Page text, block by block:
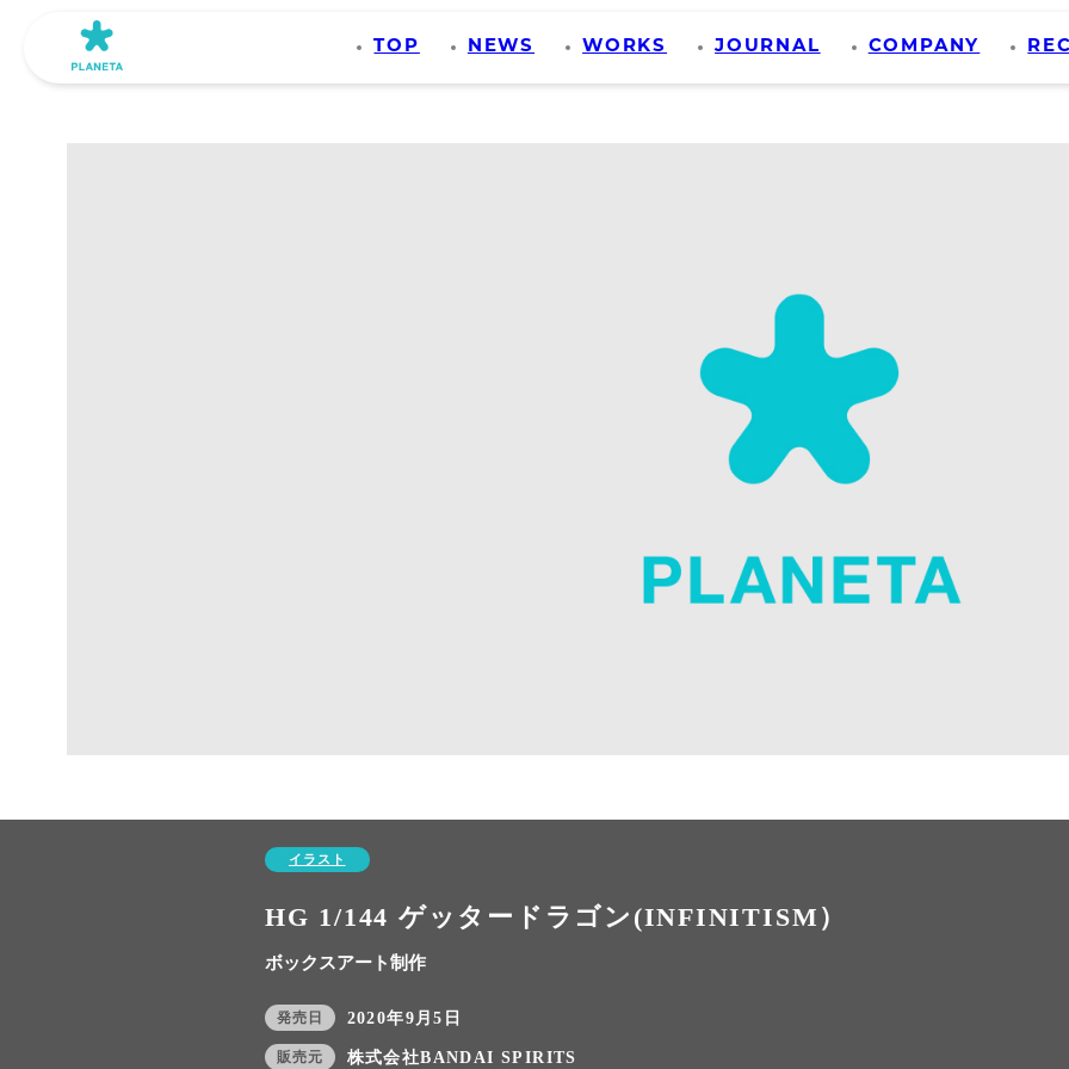
TOP NEWS WORKS JOURNAL COMPANY
イラスト
HG 1/144 ゲッタードラゴン(INFINITISM）
ボックスアート制作
発売日 2020年9月5日
販売元 株式会社BANDAI SPIRITS